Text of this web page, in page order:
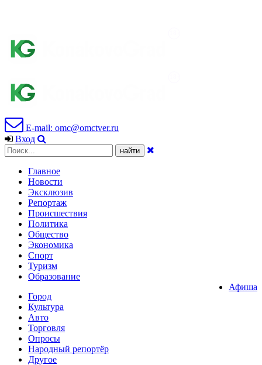
E-mail: omc@omctver.ru
Вход
Главное
Новости
Эксклюзив
Репортаж
Происшествия
Политика
Общество
Экономика
Спорт
Туризм
Образование
Афиша
Город
Культура
Авто
Торговля
Опросы
Народный репортёр
Другое